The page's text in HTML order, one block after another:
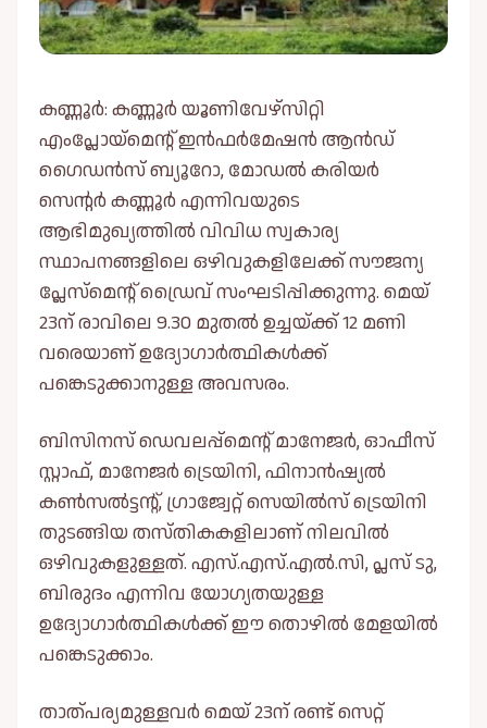
കണ്ണൂർ: കണ്ണൂര്‍ യൂണിവേഴ്‌സിറ്റി
എംപ്ലോയ്മെന്റ് ഇന്‍ഫര്‍മേഷന്‍ ആന്‍ഡ്
ഗൈഡന്‍സ് ബ്യൂറോ, മോഡല്‍ കരിയര്‍
സെന്റര്‍ കണ്ണൂര്‍ എന്നിവയുടെ
ആഭിമുഖ്യത്തില്‍ വിവിധ സ്വകാര്യ
സ്ഥാപനങ്ങളിലെ ഒഴിവുകളിലേക്ക് സൗജന്യ
പ്ലേസ്‌മെന്റ് ഡ്രൈവ് സംഘടിപ്പിക്കുന്നു. മെയ്
23ന് രാവിലെ 9.30 മുതല്‍ ഉച്ചയ്ക്ക് 12 മണി
വരെയാണ് ഉദ്യോഗാർത്ഥികൾക്ക്
പങ്കെടുക്കാനുള്ള അവസരം.
ബിസിനസ് ഡെവലപ്പ്മെന്റ് മാനേജര്‍, ഓഫീസ്
സ്റ്റാഫ്, മാനേജര്‍ ട്രെയിനി, ഫിനാന്‍ഷ്യല്‍
കണ്‍സല്‍ട്ടന്റ്, ഗ്രാജ്വേറ്റ് സെയില്‍സ് ട്രെയിനി
തുടങ്ങിയ തസ്തികകളിലാണ് നിലവിൽ
ഒഴിവുകളുള്ളത്. എസ്.എസ്.എല്‍.സി, പ്ലസ് ടു,
ബിരുദം എന്നിവ യോഗ്യതയുള്ള
ഉദ്യോഗാര്‍ത്ഥികള്‍ക്ക് ഈ തൊഴിൽ മേളയിൽ
പങ്കെടുക്കാം.
താത്പര്യമുള്ളവർ മെയ് 23ന് രണ്ട് സെറ്റ്